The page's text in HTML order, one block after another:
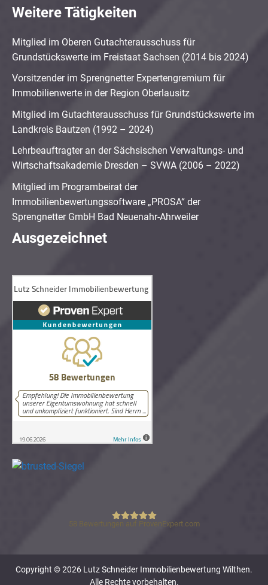
Weitere Tätigkeiten
Mitglied im Oberen Gutachterausschuss für
Grundstückswerte im Freistaat Sachsen (2014 bis 2024)
Vorsitzender im Sprengnetter Expertengremium für
Immobilienwerte in der Region Oberlausitz
Mitglied im Gutachterausschuss für Grundstückswerte im
Landkreis Bautzen (1992 – 2024)
Lehrbeauftragter an der Sächsischen Verwaltungs- und
Wirtschaftsakademie Dresden – SVWA (2006 – 2022)
Mitglied im Programbeirat der
Immobilienbewertungssoftware „PROSA“ der
Sprengnetter GmbH Bad Neuenahr-Ahrweiler
Ausgezeichnet
Lutz Schneider Immobilienbewertung
58 Bewertungen auf ProvenExpert.com
Copyright © 2026 Lutz Schneider Immobilienbewertung Wilthen.
Alle Rechte vorbehalten.